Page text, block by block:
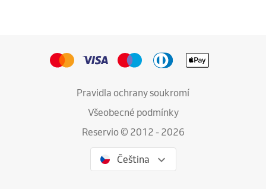
Pravidla ochrany soukromí
Všeobecné podmínky
Reservio © 2012 - 2026
Čeština